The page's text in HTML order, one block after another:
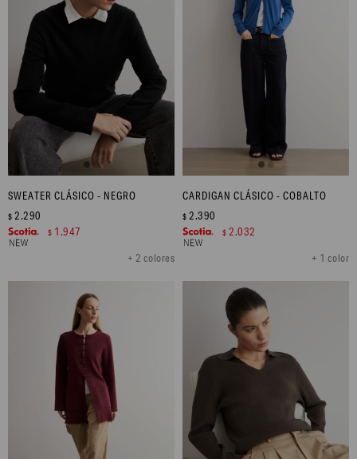
SWEATER CLÁSICO - NEGRO
+ 2 colores
$ 2.290
$ 1.947
CARDIGAN CLÁSICO - COBALTO
+ 1 color
$ 2.390
$ 2.032